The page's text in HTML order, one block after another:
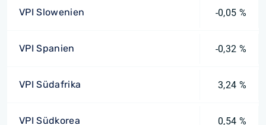
VPI Slowenien -0,05 %
VPI Spanien -0,32 %
VPI Südafrika 3,24 %
VPI Südkorea 0,54 %